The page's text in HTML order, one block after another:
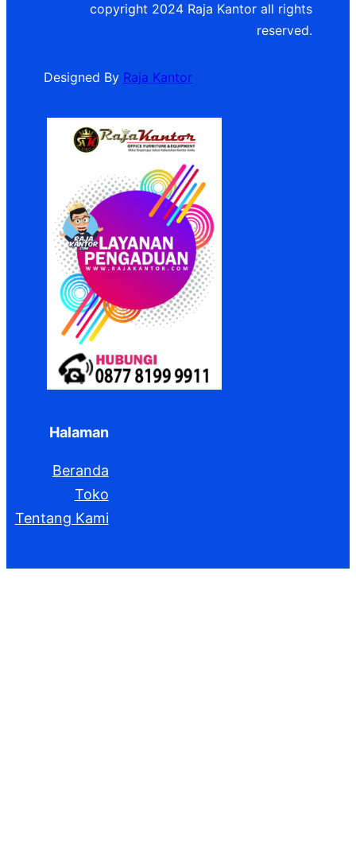
copyright 2024 Raja Kantor all rights
reserved.
Designed By Raja Kantor
Halaman
Beranda
Toko
Tentang Kami